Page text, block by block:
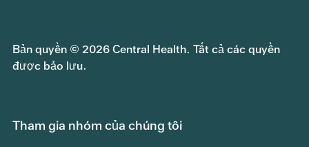
Bản quyền © 2026 Central Health. Tất cả các quyền
được bảo lưu.
Tham gia nhóm của chúng tôi